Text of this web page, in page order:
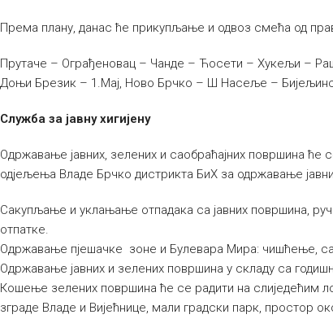
Према плану, данас ће прикупљање и одвоз смећа од
Прутаче – Ограђеновац – Чанде – Ћосети – Хукељи –
Доњи Брезик – 1.Мај, Ново Брчко – Ш Насеље –
Служба за јавну хигијену
Одржавање јавних, зелених и саобраћајних површина
одјељења Владе Брчко дистрикта БиХ за одржавање
Сакупљање и уклањање отпадака са јавних површина,
отпатке.
Одржавање пјешачке зоне и Булевара Мира: чишћење,
Одржавање јавних и зелених површина у складу са
Кошење зелених површина ће се радити на слиједећим
зграде Владе и Вијећнице, мали градски парк, простор